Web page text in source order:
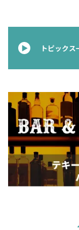
トピック